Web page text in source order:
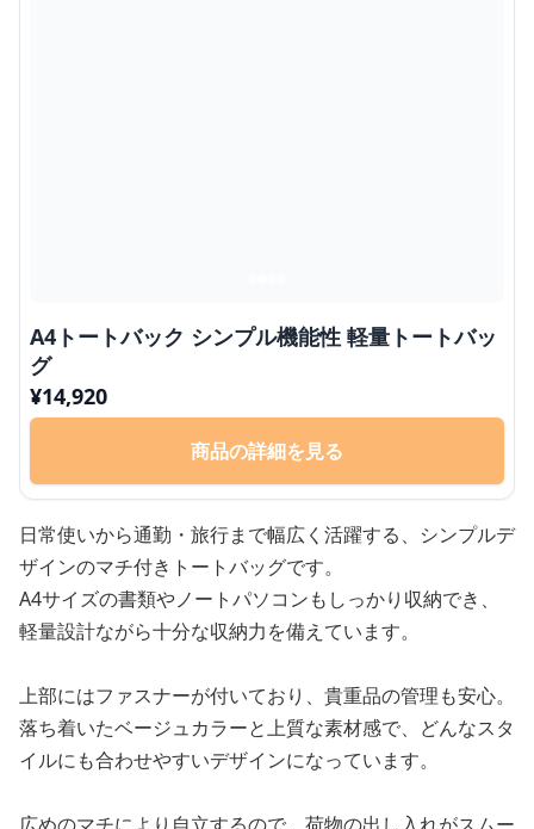
A4トートバック シンプル機能性 軽量トートバッ
グ
¥14,920
商品の詳細を見る
日常使いから通勤・旅行まで幅広く活躍する、シンプルデ
ザインのマチ付きトートバッグです。
A4サイズの書類やノートパソコンもしっかり収納でき、
軽量設計ながら十分な収納力を備えています。
上部にはファスナーが付いており、貴重品の管理も安心。
落ち着いたベージュカラーと上質な素材感で、どんなスタ
イルにも合わせやすいデザインになっています。